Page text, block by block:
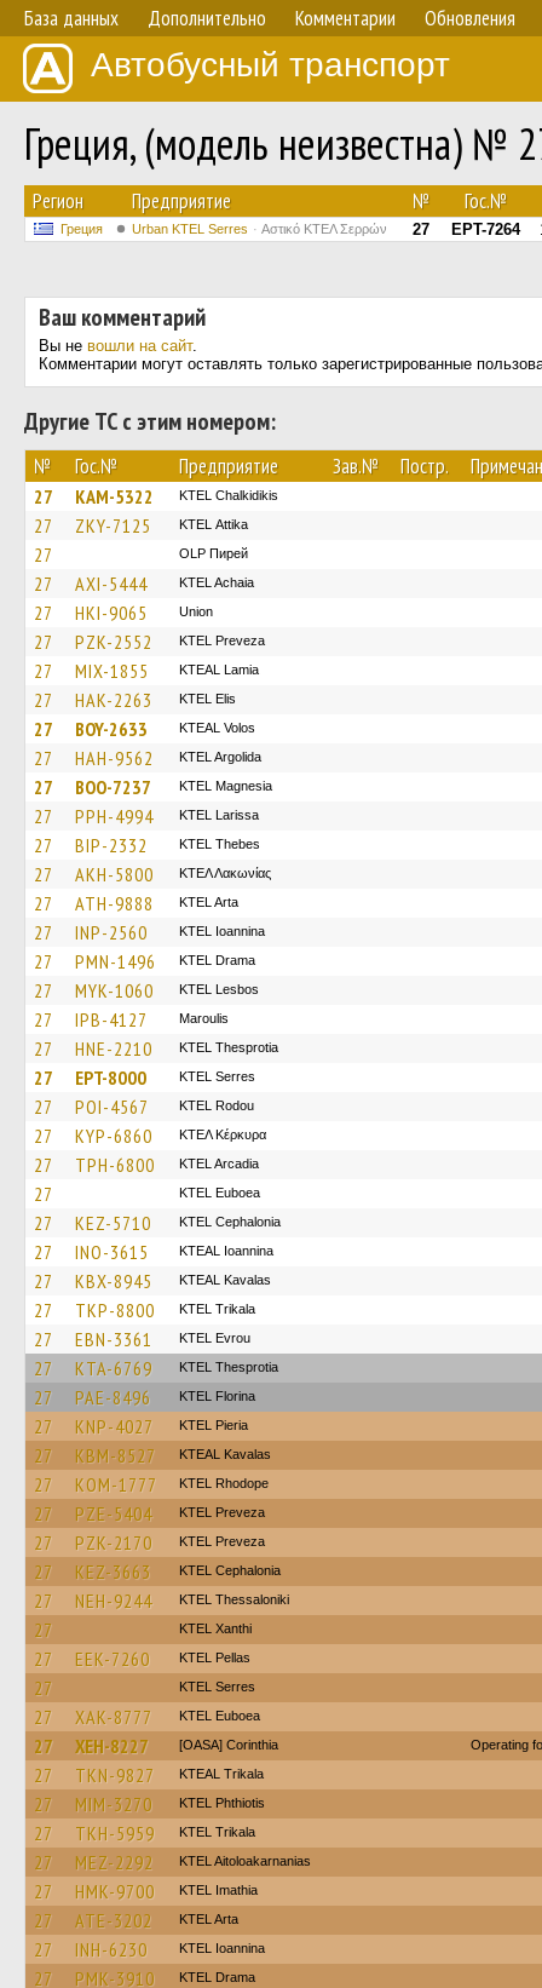
База данных Дополнительно Комментарии Обновления
Автобусный транспорт
Греция, (модель неизвестна) №
Регион Предприятие № Гос.№
Греция Urban KTEL Serres Αστικό ΚΤΕΛ Σερρών 27 EPT-7264
Ваш комментарий
Вы не вошли на сайт.
Комментарии могут оставлять только зарегистрированные
Другие ТС с этим номером:
№ Гос.№ Предприятие Зав.№ Постр.
27 KAM-5322 ΚΤΕL Chalkidikis
27 ZKY-7125 KΤΕL Αttika
27 OLP Пирей
27 AXI-5444 KTEL Achaia
27 HKI-9065 Union
27 PZK-2552 KTEL Preveza
27 MIX-1855 KTEAL Lamia
27 HAK-2263 KTEL Elis
27 BOY-2633 KTEAL Volos
27 HAH-9562 KTEL Argolida
27 BOO-7237 ΚΤΕL Magnesia
27 PPH-4994 KTEL Larissa
27 BIP-2332 KTEL Thebes
27 AKH-5800 ΚΤΕΛ Λακωνίας
27 ATH-9888 KTEL Arta
27 INP-2560 KTEL Ioannina
27 PMN-1496 KTEL Drama
27 MYK-1060 KTEL Lesbos
27 IPB-4127 Maroulis
27 HNE-2210 KTEL Thesprotia
27 EPT-8000 KTEL Serres
27 POI-4567 ΚΤΕL Rodou
27 KYP-6860 ΚΤΕΛ Κέρκυρα
27 TPH-6800 KTEL Arcadia
27 ΚΤΕL Euboea
27 KEZ-5710 KTEL Cephalonia
27 INO-3615 KTEAL Ioannina
27 KBX-8945 KTEAL Kavalas
27 TKP-8800 ΚΤΕL Τrikala
27 EBN-3361 KTEL Evrou
27 KTA-6769 KTEL Thesprotia
27 PAE-8496 KTEL Florina
27 KNP-4027 KTEL Pieria
27 KBM-8527 KTEAL Kavalas
27 KOM-1777 KTEL Rhodope
27 PZE-5404 KTEL Preveza
27 PZK-2170 KTEL Preveza
27 KEZ-3663 KTEL Cephalonia
27 NEH-9244 KTEL Thessaloniki
27 KTEL Xanthi
27 EEK-7260 KTEL Pellas
27 KTEL Serres
27 XAK-8777 ΚΤΕL Euboea
27 XEH-8227 [OASA] Corinthia Operating
27 TKN-9827 KTEAL Trikala
27 MIM-3270 ΚΤΕL Phthiotis
27 TKH-5959 ΚΤΕL Τrikala
27 MEZ-2292 KTEL Aitoloakarnanias
27 HMK-9700 KTEL Imathia
27 ATE-3202 KTEL Arta
27 INH-6230 KTEL Ioannina
27 PMK-3910 KTEL Drama